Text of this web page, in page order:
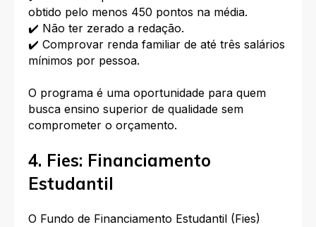
obtido pelo menos 450 pontos na média.
✔️ Não ter zerado a redação.
✔️ Comprovar renda familiar de até três salários
mínimos por pessoa.
O programa é uma oportunidade para quem
busca ensino superior de qualidade sem
comprometer o orçamento.
4. Fies: Financiamento
Estudantil
O Fundo de Financiamento Estudantil (Fies)